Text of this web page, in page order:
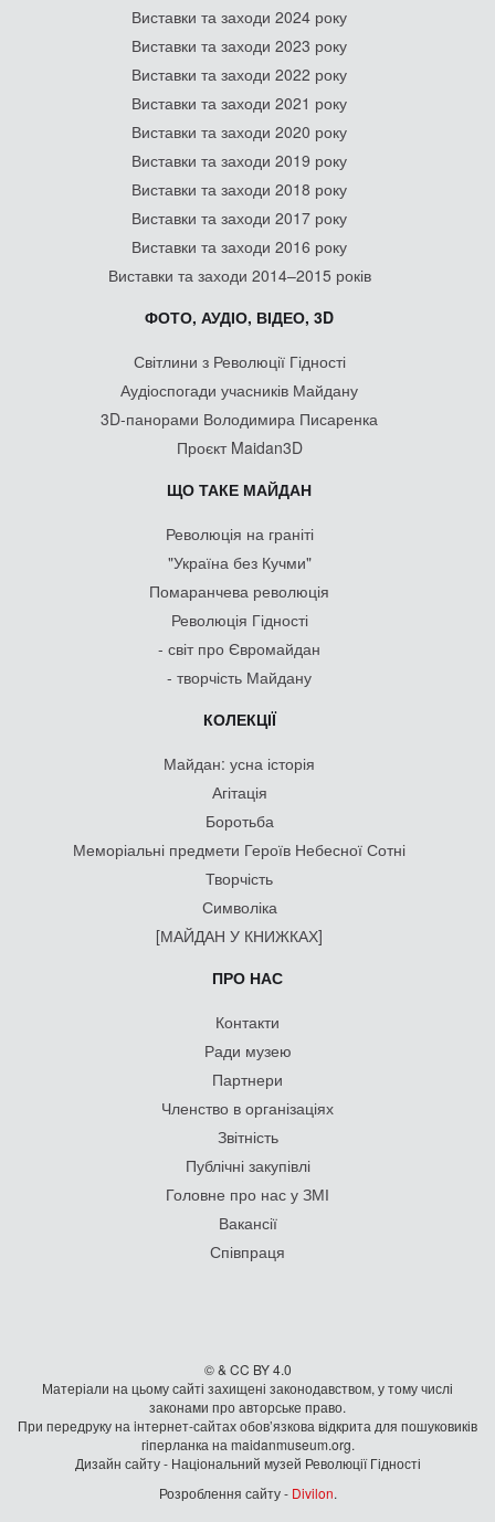
Виставки та заходи 2024 року
Виставки та заходи 2023 року
Виставки та заходи 2022 року
Виставки та заходи 2021 року
Виставки та заходи 2020 року
Виставки та заходи 2019 року
Виставки та заходи 2018 року
Виставки та заходи 2017 року
Виставки та заходи 2016 року
Виставки та заходи 2014–2015 років
ФОТО, АУДІО, ВІДЕО, 3D
Світлини з Революції Гідності
Аудіоспогади учасників Майдану
3D-панорами Володимира Писаренка
Проєкт Maidan3D
ЩО ТАКЕ МАЙДАН
Революція на граніті
"Україна без Кучми"
Помаранчева революція
Революція Гідності
- світ про Євромайдан
- творчість Майдану
КОЛЕКЦІЇ
Майдан: усна історія
Агітація
Боротьба
Меморіальні предмети Героїв Небесної Сотні
Творчість
Символіка
[МАЙДАН У КНИЖКАХ]
ПРО НАС
Контакти
Ради музею
Партнери
Членство в організаціях
Звітність
Публічні закупівлі
Головне про нас у ЗМІ
Вакансії
Співпраця
© & CC BY 4.0
Матеріали на цьому сайті захищені законодавством, у тому числі
законами про авторське право.
При передруку на iнтернет-сайтах обов’язкова відкрита для пошуковиків
гiперланка на maidanmuseum.org.
Дизайн сайту - Національний музей Революції Гідності
Розроблення сайту - Divilon.